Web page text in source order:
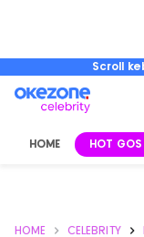
Scroll
HOME HOT
HOME CELEBRITY